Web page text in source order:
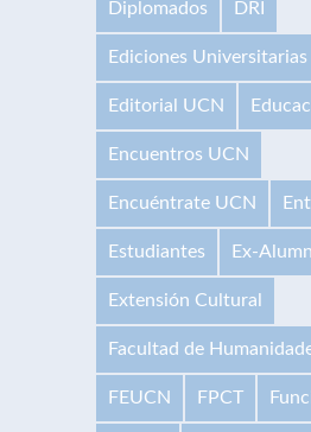
Diplomados DRI
Ediciones Universitarias
Editorial UCN
Encuentros UCN
Encuéntrate UCN
Estudiantes Ex-
Extensión Cultural
Facultad de
FEUCN FPCT